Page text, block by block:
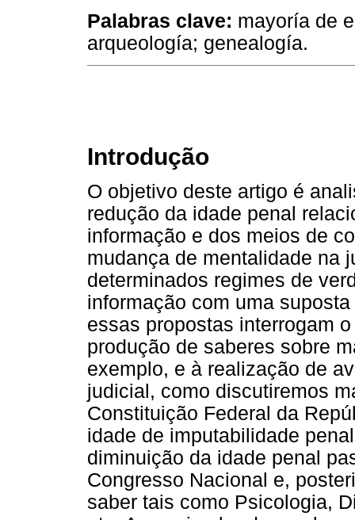
Palabras clave: mayoría de
arqueología; genealogía.
Introdução
O objetivo deste artigo é
redução da idade penal
informação e dos meios de
mudança de mentalidade na
determinados regimes de
informação com uma
essas propostas interrogam
produção de saberes sobre
exemplo, e à realização de
judicial, como discutiremos
Constituição Federal da
idade de imputabilidade
diminuição da idade penal
Congresso Nacional e,
saber tais como Psicologia,